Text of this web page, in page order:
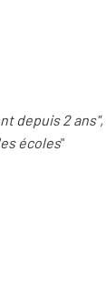
depuis 2 ans",
écoles"